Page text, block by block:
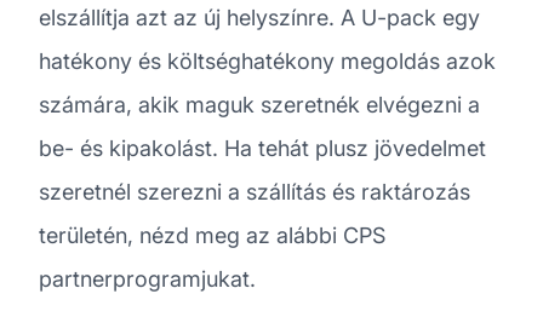
elszállítja azt az új helyszínre. A U-pack egy
hatékony és költséghatékony megoldás azok
számára, akik maguk szeretnék elvégezni a
be- és kipakolást. Ha tehát plusz jövedelmet
szeretnél szerezni a szállítás és raktározás
területén, nézd meg az alábbi CPS
partnerprogramjukat.